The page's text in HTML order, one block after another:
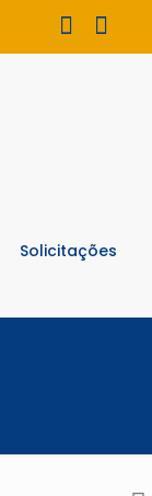
Solicitações